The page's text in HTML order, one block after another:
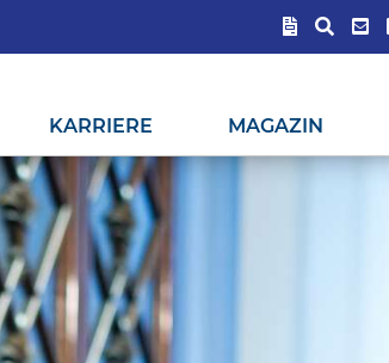
KARRIERE MAGAZIN